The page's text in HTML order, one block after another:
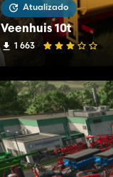
Atualizado
Veenhuis 10t
1 663